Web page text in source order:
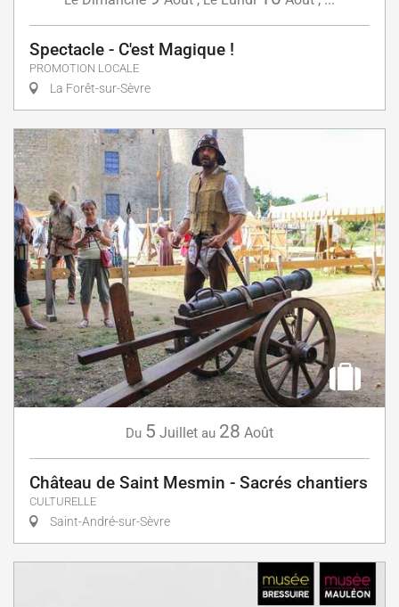
Spectacle - C'est Magique !
PROMOTION LOCALE
La Forêt-sur-Sèvre
Du 5 Juillet au 28 Août
Château de Saint Mesmin - Sacrés chantiers
CULTURELLE
Saint-André-sur-Sèvre